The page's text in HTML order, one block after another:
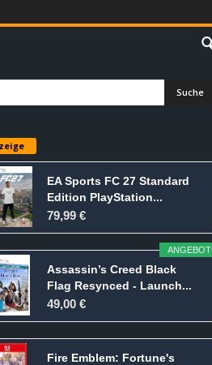
EA Sports FC 27 Standard
Edition PlayStation...
79,99 €
ANGEBOT
Assassin’s Creed Black
Flag Resynced - Launch...
49,00 €
Fire Emblem: Fortune's